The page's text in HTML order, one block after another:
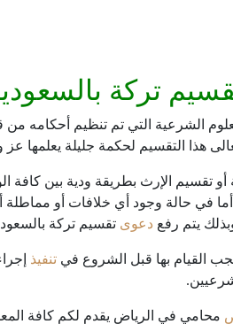
تركة
الشرعية التي تم تنظيم أحكامه
هذا التقسيم لحكمة جليلة يعلمها عز
أو تقسيم الإرث بطريقة ودية بين
أما في حالة وجود أي خلافات أو
يتم رفع دعوى تقسيم تركة
القيام بها قبل الشروع في تنفيذ
محامي في الرياض يقدم لكم كافة